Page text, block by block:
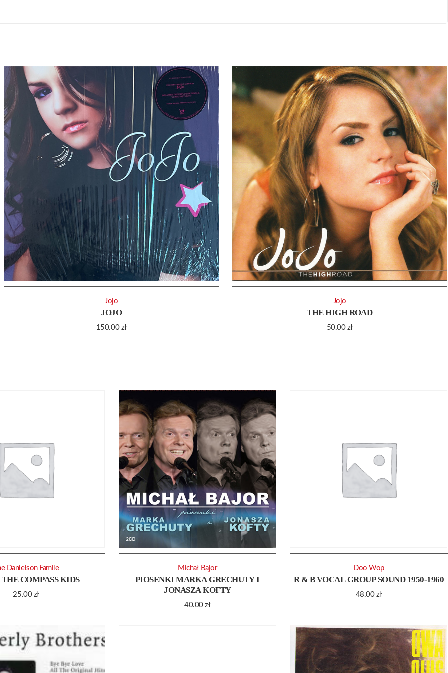
JOJO
150.00 zł
Jojo
THE HIGH ROAD
50.00 zł
Jojo
COMPASS KIDS
25.00 zł
Danielson Famile
PIOSENKI MARKA GRECHUTY I
JONASZA KOFTY
40.00zł
Michał Bajor
R & B VOCAL GROUP SOUND 1950-1960
48.00zł
Doo Wop